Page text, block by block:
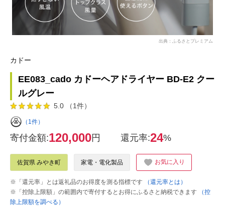
出典：ふるさとプレミアム
カドー
EE083_cado カドーヘアドライヤー BD-E2 クー
ルグレー
5.0 （1件）
（1件）
寄付金額:120,000円 還元率:24%
佐賀県 みやき町 家電・電化製品 お気に入り
※「還元率」とは返礼品のお得度を測る指標です
（還元率とは）
※「控除上限額」の範囲内で寄付するとお得にふるさと納税できます
（控
除上限額を調べる）